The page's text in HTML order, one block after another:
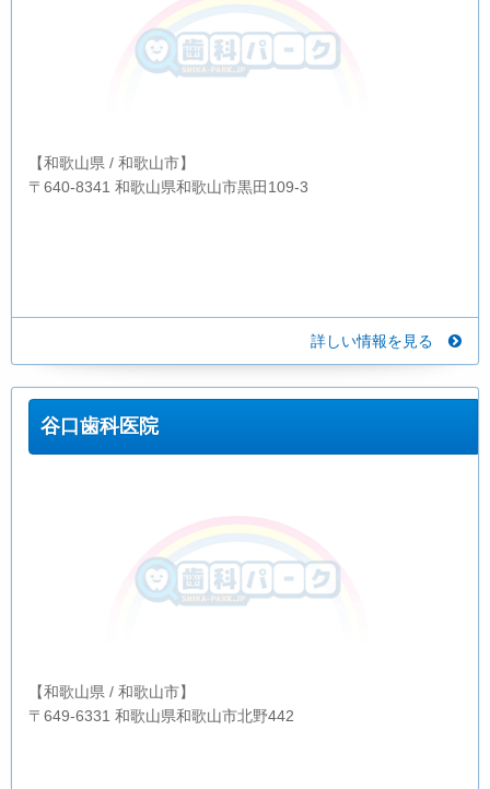
【和歌山県 / 和歌山市】
〒640-8341 和歌山県和歌山市黒田109-3
詳しい情報を見る
谷口歯科医院
【和歌山県 / 和歌山市】
〒649-6331 和歌山県和歌山市北野442